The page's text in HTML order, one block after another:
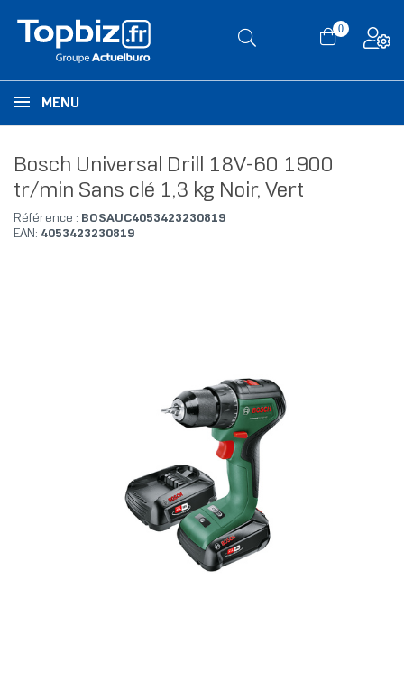
0
MENU
Bosch Universal Drill 18V-60 1900
tr/min Sans clé 1,3 kg Noir, Vert
Référence : BOSAUC4053423230819
EAN: 4053423230819